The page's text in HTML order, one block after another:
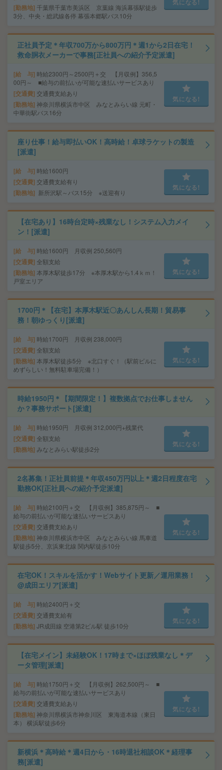
勤務地 千葉県千葉市美浜区 京葉線 海浜幕張駅徒歩
3分、中央・総武線各停 幕張本郷駅バス10分
気になる!
正社員予定＊年収700万から800万円＊週1から2日在宅！
救命胴衣メーカーで事務[正社員への紹介予定派遣]
給 与 時給2300円～2500円＋交 【月収例】356,5
00円～ ■給与の前払いが可能な速払いサービスあり
交通費 交通費支給あり
勤務地 神奈川県横浜市中区 みなとみらい線 元町・
中華街駅バス16分
気になる!
座り仕事！給与即払いOK！高時給！卓球ラケットの製造
[派遣]
給 与 時給1600円
交通費 交通費支給有り
勤務地 新所沢駅～バス15分 ※送迎有り
気になる!
【在宅あり】16時台定時×残業なし！システム入力メイ
ン！[派遣]
給 与 時給1600円 月収例 250,560円
交通費 全額支給
勤務地 本厚木駅徒歩17分 ※本厚木駅から1.4ｋｍ！
戸室エリア
気になる!
1700円＊【在宅】本厚木駅近〇あんしん長期！貿易事
務！朝ゆっくり[派遣]
給 与 時給1700円 月収例 238,000円
交通費 全額支給
勤務地 本厚木駅徒歩5分 ※北口すぐ！（駅前ビルに
めずらしい！無料駐車場完備！）
気になる!
時給1950円＊【期間限定！】複数拠点でお仕事しません
か？事務サポート[派遣]
給 与 時給1950円 月収例 312,000円+残業代
交通費 全額支給
勤務地 みなとみらい駅徒歩2分
気になる!
2名募集！正社員前提＊年収450万円以上＊週2日程度在宅
勤務OK[正社員への紹介予定派遣]
給 与 時給2100円＋交 【月収例】385,875円～ ■
給与の前払いが可能な速払いサービスあり
交通費 交通費支給あり
勤務地 神奈川県横浜市中区 みなとみらい線 馬車道
駅徒歩5分、京浜東北線 関内駅徒歩10分
気になる!
在宅OK！スキルを活かす！Webサイト更新／運用業務！
@成田エリア[派遣]
給 与 時給2400円＋交
交通費 交通費支給有
勤務地 JR成田線 空港第2ビル駅 徒歩10分
気になる!
【在宅メイン】未経験OK！17時まで×ほぼ残業なし＊デ
ータ管理[派遣]
給 与 時給1750円＋交 【月収例】262,500円～ ■
給与の前払いが可能な速払いサービスあり
交通費 交通費支給あり
勤務地 神奈川県横浜市神奈川区 東海道本線（東日
本） 横浜駅徒歩6分
気になる!
新横浜＊高時給＊週4日から・16時退社相談OK＊経理事
務[派遣]